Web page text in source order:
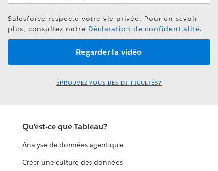
Salesforce respecte votre vie privée. Pour en savoir
plus, consultez notre Déclaration de confidentialité.
ÉPROUVEZ-VOUS DES DIFFICULTÉS?
Qu’est-ce que Tableau?
Analyse de données agentique
Créer une culture des données